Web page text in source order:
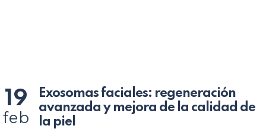
19
feb
Exosomas faciales: regeneración
avanzada y mejora de la calidad de
la piel